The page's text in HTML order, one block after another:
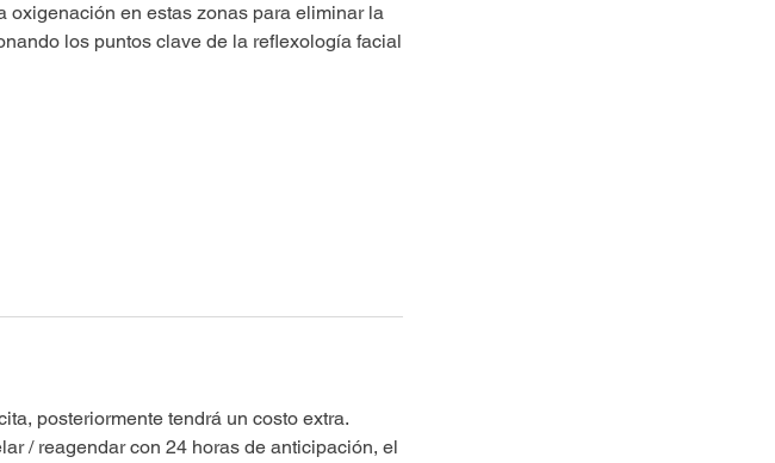
en estas zonas para eliminar la
los puntos clave de la reflexología facial
posteriormente tendrá un costo extra.
/ reagendar con 24 horas de anticipación, el